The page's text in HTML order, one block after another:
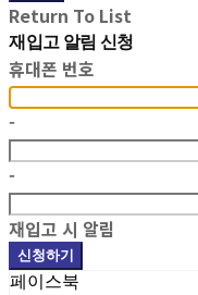
Return To List
재입고 알림 신청
휴대폰 번호
-
-
재입고 시 알림
신청하기
페이스북